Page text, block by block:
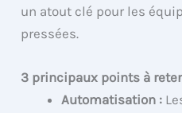
un atout clé pour les
pressées.
3 principaux points à
Automatisation :